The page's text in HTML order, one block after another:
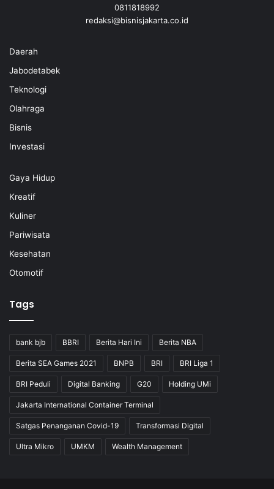
0811818992
redaksi@bisnisjakarta.co.id
Daerah
Jabodetabek
Teknologi
Olahraga
Bisnis
Investasi
Gaya Hidup
Kreatif
Kuliner
Pariwisata
Kesehatan
Otomotif
Tags
bank bjb BBRI Berita Hari Ini Berita NBA
Berita SEA Games 2021 BNPB BRI BRI Liga 1
BRI Peduli Digital Banking G20 Holding UMi
Jakarta International Container Terminal
Satgas Penanganan Covid-19 Transformasi Digital
Ultra Mikro UMKM Wealth Management